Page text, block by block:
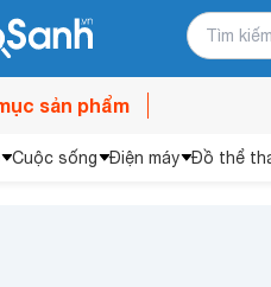
sản phẩm
Cuộc sống Điện máy Đồ thể